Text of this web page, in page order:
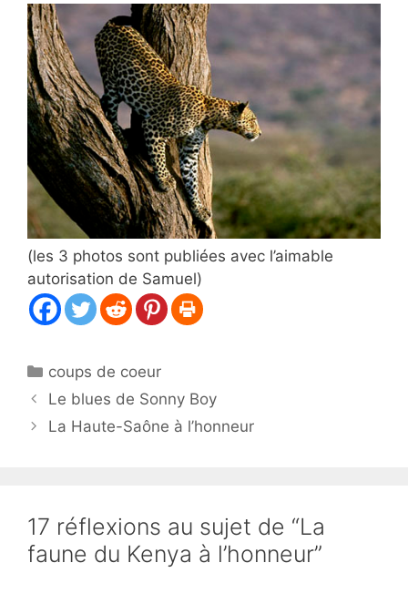
(les 3 photos sont publiées avec l’aimable
autorisation de Samuel)
Catégories
coups de coeur
Le blues de Sonny Boy
La Haute-Saône à l’honneur
17 réflexions au sujet de “La
faune du Kenya à l’honneur”